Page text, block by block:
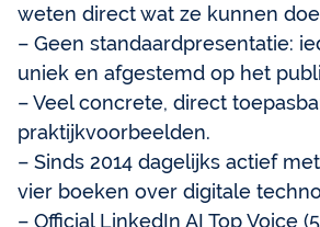
weten direct wat ze kunnen
– Geen standaardpresentatie:
uniek en afgestemd op het
– Veel concrete, direct
praktijkvoorbeelden.
– Sinds 2014 dagelijks actief
vier boeken over digitale
– Official LinkedIn AI Top Voice